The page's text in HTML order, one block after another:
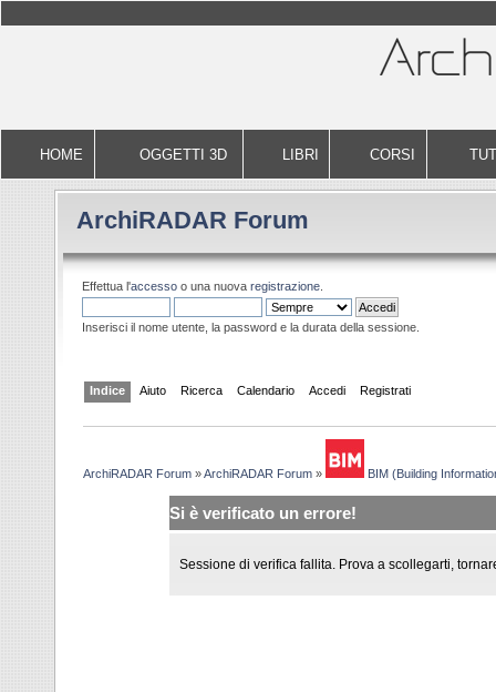
HOME OGGETTI 3D LIBRI CORSI
ArchiRADAR Forum
Effettua l'accesso o una nuova registrazione.
Inserisci il nome utente, la password e la durata della sessione.
Indice Aiuto Ricerca Calendario Accedi Registrati
ArchiRADAR Forum »ArchiRADAR Forum » BIM (Building
Si è verificato un errore!
Sessione di verifica fallita. Prova a scollegarti,